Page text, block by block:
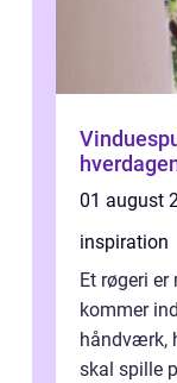
01 august
inspiration
Et røgeri er
kommer
håndværk,
skal spille